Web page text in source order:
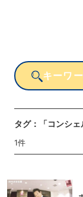
タグ： 「コンシェ
1件